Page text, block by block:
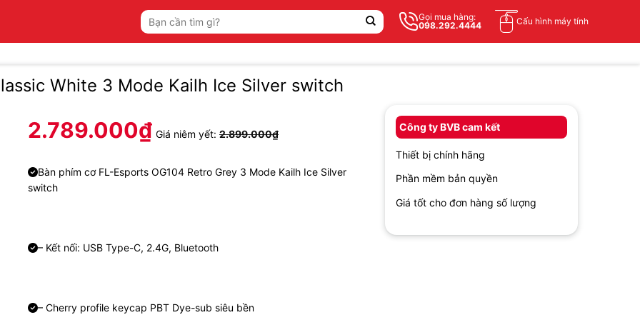
Tìm
kiếm:
Gọi mua hàng:
098.292.4444
Cấu hình máy tính
White 3 Mode Kailh Ice Silver switch
2.789.000₫ Giá niêm yết: 2.899.000₫
Bàn phím cơ FL-Esports OG104 Retro Grey 3 Mode Kailh Ice Silver
switch
– Kết nối: USB Type-C, 2.4G, Bluetooth
– Cherry profile keycap PBT Dye-sub siêu bền
Công ty BVB cam kết
Thiết bị chính hãng
Phần mềm bản quyền
Giá tốt cho đơn hàng số lượng